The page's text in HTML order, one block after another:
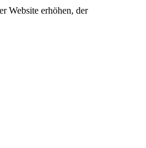
Website erhöhen, der